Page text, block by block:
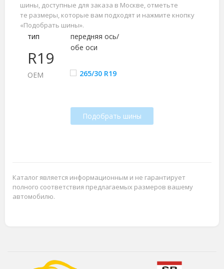
шины, доступные для заказа в Москве, отметьте
те размеры, которые вам подходят и нажмите кнопку
«Подобрать шины».
R19
тип
передняя ось/
обе оси
ОЕМ 265/30 R19
Подобрать шины
Каталог является информационным и не гарантирует
полного соответствия предлагаемых размеров вашему
автомобилю.